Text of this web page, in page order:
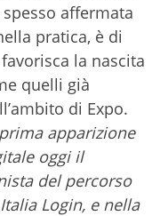
affermata
pratica, è di
la nascita
quelli già
di Expo.
apparizione
oggi il
del percorso
Login, e nella